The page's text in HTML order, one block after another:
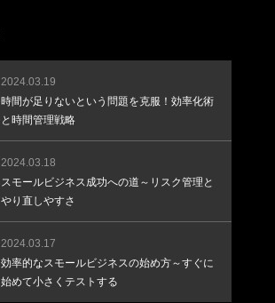
2024.03.19
時間が足りないという問題を克服！効率化術
と時間管理戦略
2024.03.18
スモールビジネス成功への道～リスク管理と
やり直しやすさ
2024.03.17
効率的なスモールビジネスの始め方～すぐに
始めて小さくテストする